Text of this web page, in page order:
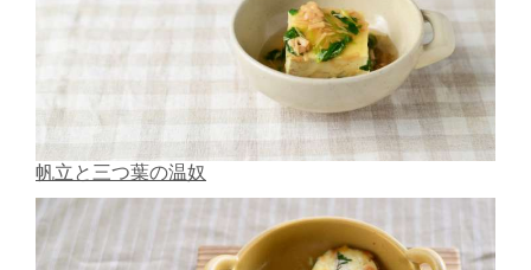
帆立と三つ葉の温奴